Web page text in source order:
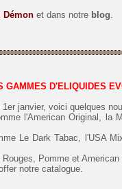
Démon et dans notre blog.
GAMMES D'ELIQUIDES
janvier, voici quelques
l'American Original, la
Le Dark Tabac, l'USA
Pomme et American
notre catalogue.